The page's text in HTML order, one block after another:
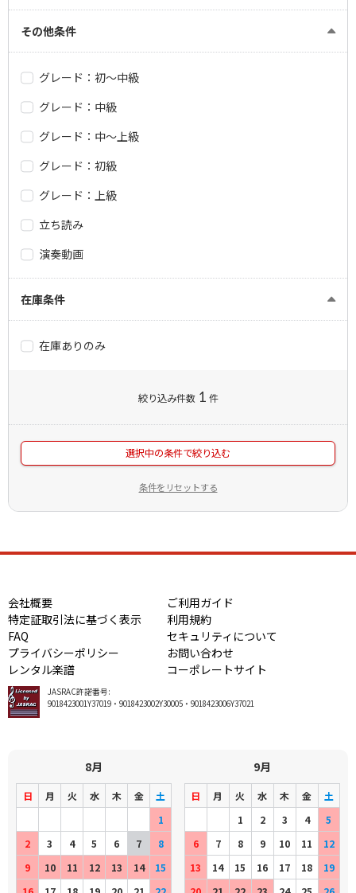
その他条件
グレード：初～中級
グレード：中級
グレード：中～上級
グレード：初級
グレード：上級
立ち読み
演奏動画
在庫条件
在庫ありのみ
絞り込み件数 1 件
選択中の条件で絞り込む
条件をリセットする
会社概要
ご利用ガイド
特定証取引法に基づく表示
利用規約
FAQ
セキュリティについて
プライバシーポリシー
お問い合わせ
レンタル楽譜
コーポレートサイト
JASRAC許諾番号:
9018423001Y37019・9018423002Y30005・9018423006Y37021
8月
日 月 火 水 木 金
土
1
2
3 4 5 6 7
8
9
10 11 12 13 14
15
9月
日 月 火 水 木 金
土
1
2 3 4
5
6
7 8 9 10 11
12
13
14 15 16 17 18
19